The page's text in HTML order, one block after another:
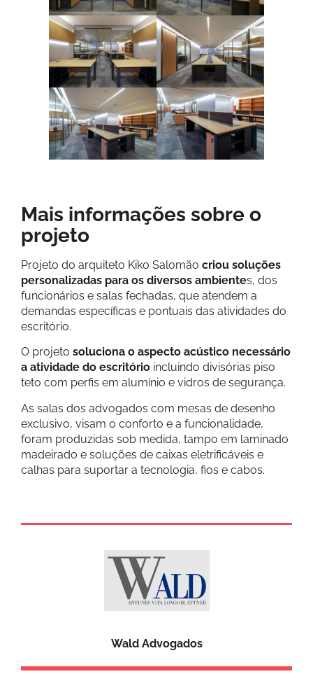
Mais informações sobre o
projeto
Projeto do arquiteto Kiko Salomão criou soluções
personalizadas para os diversos ambientes, dos
funcionários e salas fechadas, que atendem a
demandas específicas e pontuais das atividades do
escritório.
O projeto soluciona o aspecto acústico necessário
a atividade do escritório incluindo divisórias piso
teto com perfis em alumínio e vidros de segurança.
As salas dos advogados com mesas de desenho
exclusivo, visam o conforto e a funcionalidade,
foram produzidas sob medida, tampo em laminado
madeirado e soluções de caixas eletrificáveis e
calhas para suportar a tecnologia, fios e cabos.
Wald Advogados